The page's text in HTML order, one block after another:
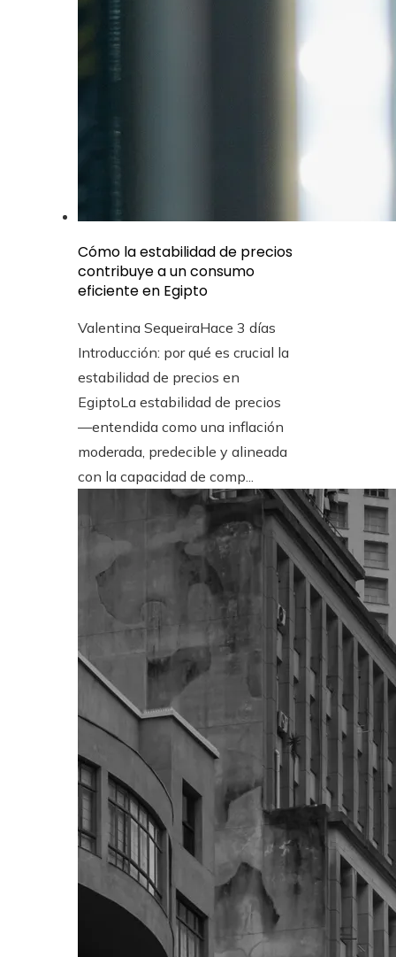
Cómo la estabilidad de precios
contribuye a un consumo
eficiente en Egipto
Valentina SequeiraHace 3 días
Introducción: por qué es crucial la
estabilidad de precios en
EgiptoLa estabilidad de precios
—entendida como una inflación
moderada, predecible y alineada
con la capacidad de comp...